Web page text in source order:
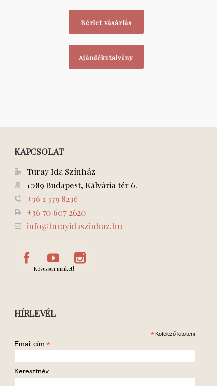
Bérlet vásárlás
Ajándékutalvány
KAPCSOLAT
Turay Ida Színház
1089 Budapest, Kálvária tér 6.
+36 1 379 8236
+36 70 607 2620
info@turayidaszinhaz.hu
Kövessen minket!
HÍRLEVÉL
* Kötelező kitölteni
Email cím *
Keresztnév